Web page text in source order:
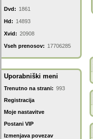
Dvd: 1861
Hd: 14893
Xvid: 20908
Vseh prenosov: 17706285
Uporabniški meni
Trenutno na strani: 993
Registracija
Moje nastavitve
Postani VIP
Izmenjava povezav